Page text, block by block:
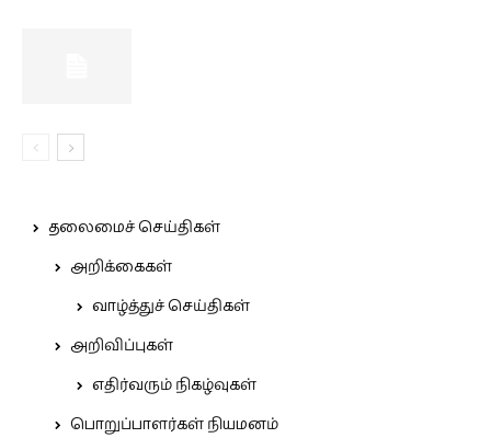
தலைமைச் செய்திகள்
அறிக்கைகள்
வாழ்த்துச் செய்திகள்
அறிவிப்புகள்
எதிர்வரும் நிகழ்வுகள்
பொறுப்பாளர்கள் நியமனம்